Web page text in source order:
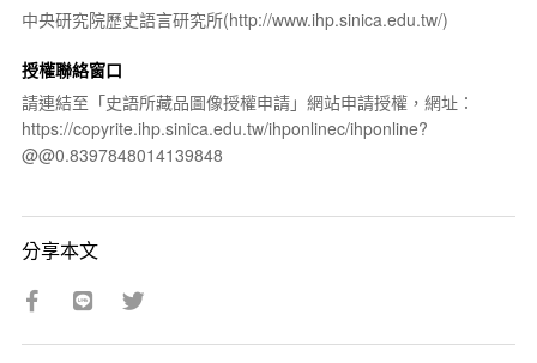
中央研究院歷史語言研究所(http://www.ihp.sinica.edu.tw/)
授權聯絡窗口
請連結至「史語所藏品圖像授權申請」網站申請授權，網址：
https://copyrite.ihp.sinica.edu.tw/ihponlinec/ihponline?
@@0.8397848014139848
分享本文